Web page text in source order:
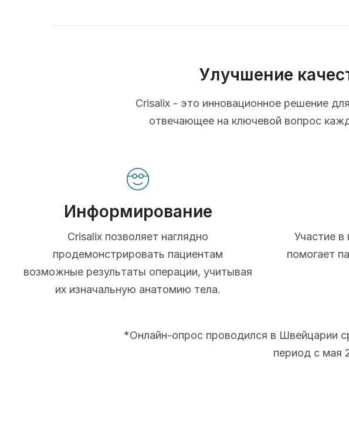
Улучшение
Crisalix - это инновационное решение
отвечающее на ключевой вопрос
Информирование
Crisalix позволяет наглядно
продемонстрировать пациентам
возможные результаты операции, учитывая
их изначальную анатомию тела.
Участие в
помогает
*Онлайн-опрос проводился в Швейцарии
период с мая